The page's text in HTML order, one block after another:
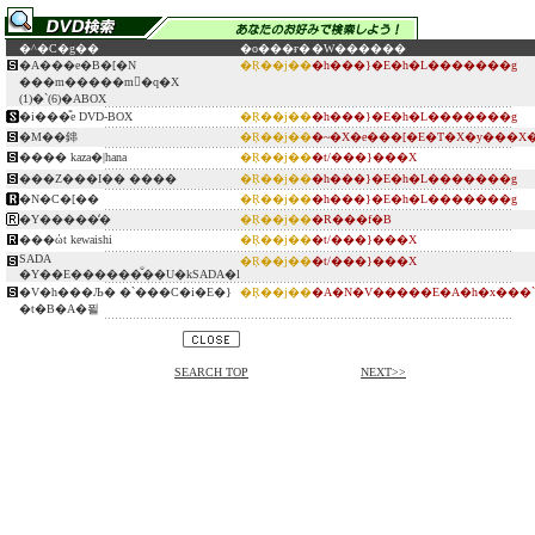
�^�C�g�� �o���ғ��W������
�A���e�B�[�N
���m�����m�َq�X
(1)�`(6)�ABOX
�Ŗ��j���h���}�E�h�L�������g
�i���̎e DVD-BOX �Ŗ��j���h���}�E�h�L�������g
�M��鋛
�Ŗ��j��
���� kaza�|hana
�Ŗ��j���t/���}���X
���Z���I�� ����
�Ŗ��j���h���}�E�h�L�������g
�N�C�[��
�Ŗ��j���h���}�E�h�L�������g
�Y�����̒�
�Ŗ��j���R���f�B
���ώt kewaishi
�Ŗ��j���t/���}���X
SADA
�Y��E������̐��U�kSADA�l
�Ŗ��j���t/���}���X
�V�h���Љ� �`���C�i�E�}
�t�B�A�푈
�Ŗ��j��
SEARCH TOP NEXT>>